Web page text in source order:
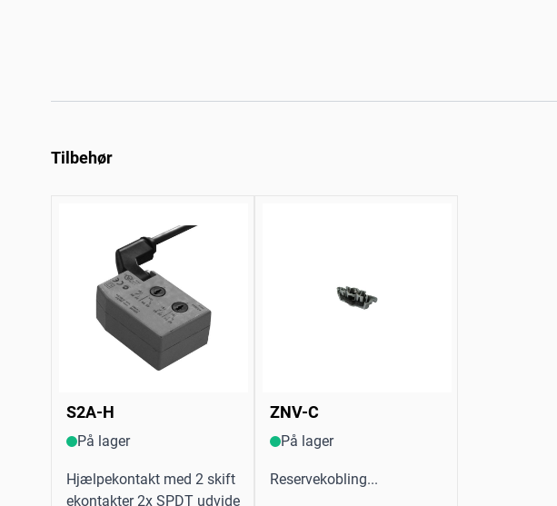
Tilbehør
S2A-H
På lager
Hjælpekontakt med 2 skift
ekontakter 2x SPDT udvide
ZNV-C
På lager
Reservekobling...